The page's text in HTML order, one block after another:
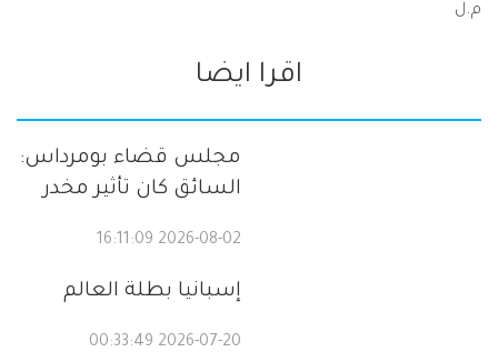
م.ل
اقرا ايضا
مجلس قضاء بومرداس:
السائق كان تأثير مخدر
2026-08-02 16:11:09
إسبانيا بطلة العالم
2026-07-20 00:33:49